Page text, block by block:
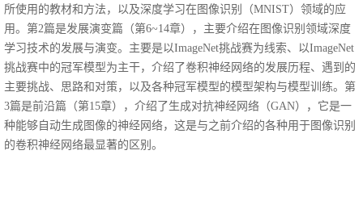
所使用的教材和方法，以及深度学习在图像识别（MNIST）领域的应
用。第2篇是发展演变篇（第6~14章），主要介绍在图像识别领域深度
学习技术的发展与演变。主要是以ImageNet挑战赛为线索、以ImageNet
挑战赛中的冠军模型为主干，介绍了卷积神经网络的发展历程、遇到的
主要挑战、思路和对策，以及各种冠军模型的模型架构与模型训练。第
3篇是前沿篇（第15章），介绍了生成对抗神经网络（GAN），它是一
种能够自动生成图像的神经网络，这是与之前介绍的各种用于图像识别
的卷积神经网络最显著的区别。